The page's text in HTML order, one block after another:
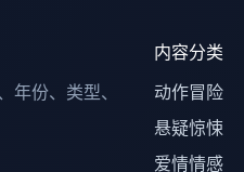
份、类型、
内容分类
动作冒险
悬疑惊悚
爱情情感